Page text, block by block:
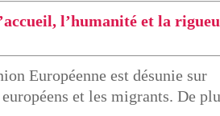
l’humanité et la
Européenne est désunie sur
et les migrants. De